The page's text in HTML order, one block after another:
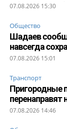
07.08.2026 15:30
Общество
Шадаев
навсегда
07.08.2026 15:01
Транспорт
Пригородные
перенаправят
07.08.2026 14:46